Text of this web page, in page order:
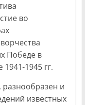
во
Победе в
1945 гг.
и
известных